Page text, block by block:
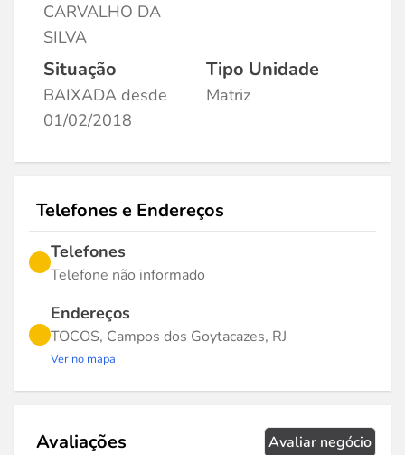
CARVALHO DA
SILVA
Situação
BAIXADA desde
01/02/2018
Tipo Unidade
Matriz
Telefones e Endereços
Telefones
Telefone não informado
Endereços
TOCOS, Campos dos Goytacazes, RJ
Ver no mapa
Avaliações Avaliar negócio